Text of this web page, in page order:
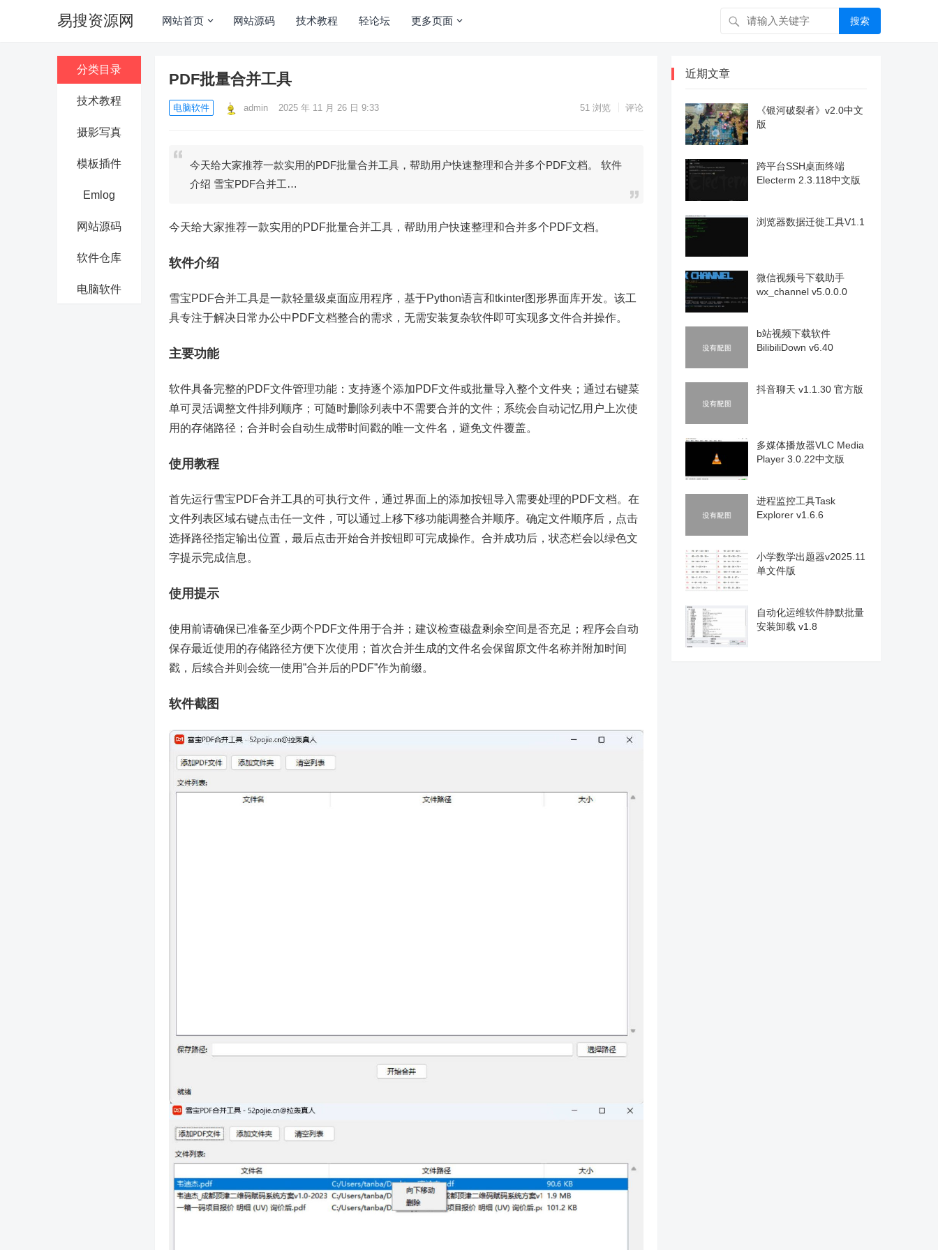
易搜资源网 网站首页 网站源码 技术教程 轻论坛 更多页面 搜索
分类目录
技术教程
摄影写真
模板插件
Emlog
网站源码
软件仓库
电脑软件
PDF批量合并工具
电脑软件 admin 2025 年 11 月 26 日 9:33 51 浏览 评论
今天给大家推荐一款实用的PDF批量合并工具，帮助用户快速整理和合并多个PDF文档。 软件
介绍 雪宝PDF合并工…
今天给大家推荐一款实用的PDF批量合并工具，帮助用户快速整理和合并多个PDF文档。
软件介绍
雪宝PDF合并工具是一款轻量级桌面应用程序，基于Python语言和tkinter图形界面库开发。该工
具专注于解决日常办公中PDF文档整合的需求，无需安装复杂软件即可实现多文件合并操作。
主要功能
软件具备完整的PDF文件管理功能：支持逐个添加PDF文件或批量导入整个文件夹；通过右键菜
单可灵活调整文件排列顺序；可随时删除列表中不需要合并的文件；系统会自动记忆用户上次使
用的存储路径；合并时会自动生成带时间戳的唯一文件名，避免文件覆盖。
使用教程
首先运行雪宝PDF合并工具的可执行文件，通过界面上的添加按钮导入需要处理的PDF文档。在
文件列表区域右键点击任一文件，可以通过上移下移功能调整合并顺序。确定文件顺序后，点击
选择路径指定输出位置，最后点击开始合并按钮即可完成操作。合并成功后，状态栏会以绿色文
字提示完成信息。
使用提示
使用前请确保已准备至少两个PDF文件用于合并；建议检查磁盘剩余空间是否充足；程序会自动
保存最近使用的存储路径方便下次使用；首次合并生成的文件名会保留原文件名称并附加时间
戳，后续合并则会统一使用”合并后的PDF”作为前缀。
软件截图
近期文章
《银河破裂者》v2.0中文
版
跨平台SSH桌面终端
Electerm 2.3.118中文版
浏览器数据迁徙工具V1.1
微信视频号下载助手
wx_channel v5.0.0.0
b站视频下载软件
BilibiliDown v6.40
抖音聊天 v1.1.30 官方版
多媒体播放器VLC Media
Player 3.0.22中文版
进程监控工具Task
Explorer v1.6.6
小学数学出题器v2025.11
单文件版
自动化运维软件静默批量
安装卸载 v1.8